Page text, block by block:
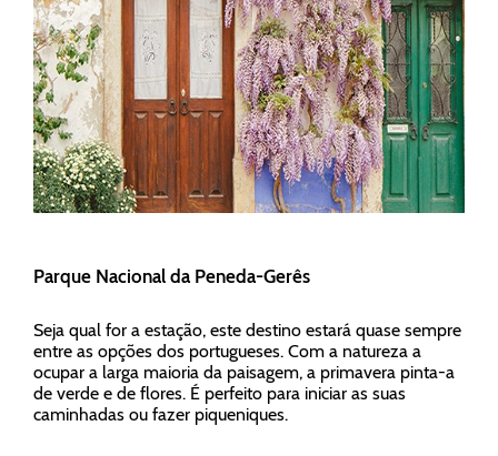
Parque Nacional da Peneda-Gerês
Seja qual for a estação, este destino estará quase sempre
entre as opções dos portugueses. Com a natureza a
ocupar a larga maioria da paisagem, a primavera pinta-a
de verde e de flores. É perfeito para iniciar as suas
caminhadas ou fazer piqueniques.